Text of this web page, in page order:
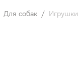
Для собак / Игрушки